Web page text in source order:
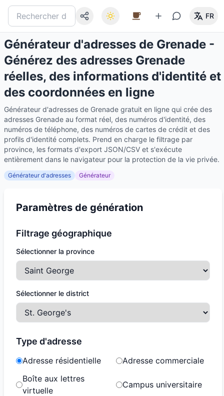
FR
Générateur d'adresses de Grenade -
Générez des adresses Grenade
réelles, des informations d'identité et
des coordonnées en ligne
Générateur d'adresses de Grenade gratuit en ligne qui crée des
adresses Grenade au format réel, des numéros d'identité, des
numéros de téléphone, des numéros de cartes de crédit et des
profils d'identité complets. Prend en charge le filtrage par
province, les formats d'export JSON/CSV et s'exécute
entièrement dans le navigateur pour la protection de la vie privée.
Générateur d'adresses Générateur
Paramètres de génération
Filtrage géographique
Sélectionner la province
Sélectionner le district
Type d'adresse
Adresse résidentielle
Adresse commerciale
Boîte aux lettres
virtuelle
Campus universitaire